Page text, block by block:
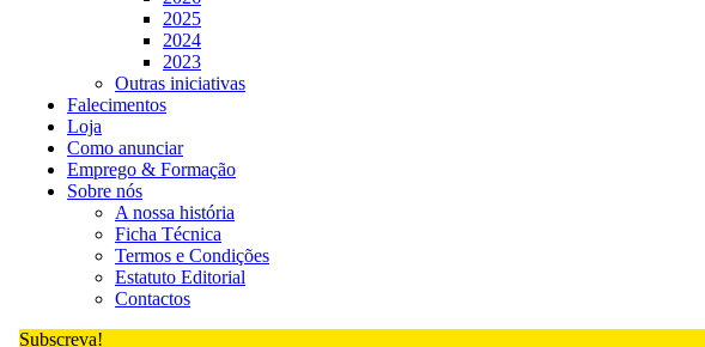
2025
2024
2023
Outras iniciativas
Falecimentos
Loja
Como anunciar
Emprego & Formação
Sobre nós
A nossa história
Ficha Técnica
Termos e Condições
Estatuto Editorial
Contactos
Subscreva!